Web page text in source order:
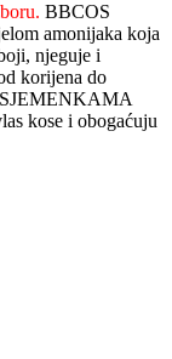
BBCOS
amonijaka koja
njeguje i
korijena do
kose i obogaćuju